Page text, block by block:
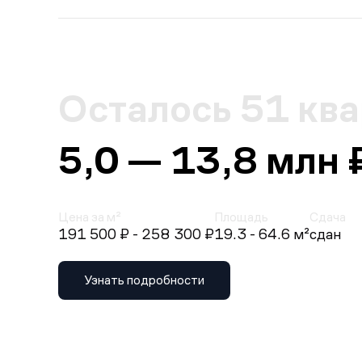
Осталось 51
5,0 — 13,8 млн
Цена за м²
191 500 ₽ - 258 300 ₽
Площадь
19.3 - 64.6 м²
Сдача
сдан
Узнать подробности